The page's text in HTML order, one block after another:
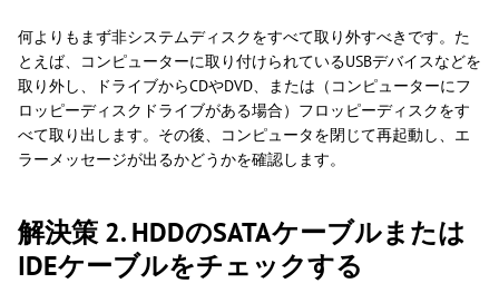
何よりもまず非システムディスクをすべて取り外すべきです。た
とえば、コンピューターに取り付けられているUSBデバイスなどを
取り外し、ドライブからCDやDVD、または（コンピューターにフ
ロッピーディスクドライブがある場合）フロッピーディスクをす
べて取り出します。その後、コンピュータを閉じて再起動し、エ
ラーメッセージが出るかどうかを確認します。
解決策 2. HDDのSATAケーブルまたは
IDEケーブルをチェックする